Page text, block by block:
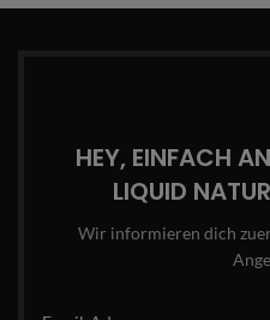
HEY, EINFACH
LIQUID
Wir informieren dich